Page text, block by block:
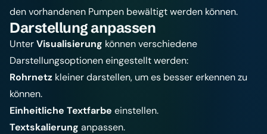
den vorhandenen Pumpen bewältigt werden können.
Darstellung anpassen
UnterVisualisierung können verschiedene
Darstellungsoptionen eingestellt werden:
Rohrnetz kleiner darstellen, um es besser erkennen zu
können.
Einheitliche Textfarbe einstellen.
Textskalierung anpassen.